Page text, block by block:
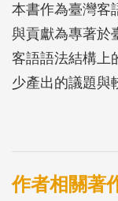
本書作為臺灣客
與貢獻為專著於
客語語法結構上
少產出的議題與
許多，本書自
異、小稱音與詞
變異。本書於內
作者相關著